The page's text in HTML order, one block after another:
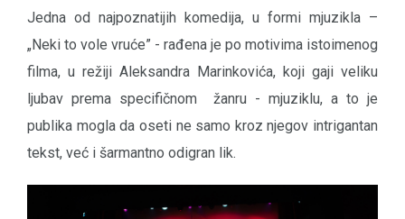
Jedna od najpoznatijih komedija, u formi mjuzikla –
„Neki to vole vruće” - rađena je po motivima istoimenog
filma, u režiji Aleksandra Marinkovića, koji gaji veliku
ljubav prema specifičnom žanru - mjuziklu, a to je
publika mogla da oseti ne samo kroz njegov intrigantan
tekst, već i šarmantno odigran lik.